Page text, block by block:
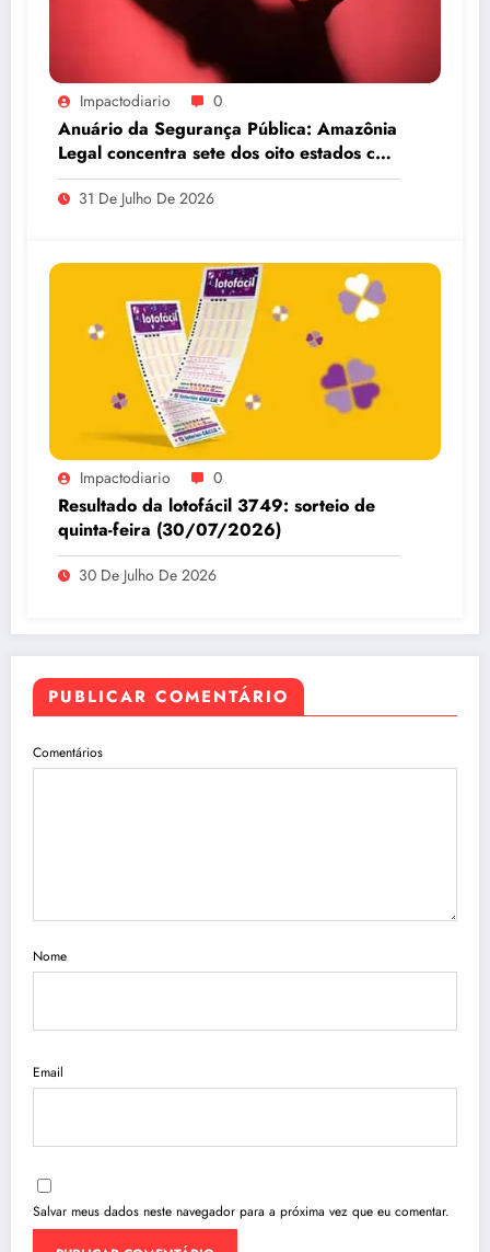
Impactodiario 0
Anuário da Segurança Pública: Amazônia
Legal concentra sete dos oito estados com
maiores taxas de estupro do país
31 De Julho De 2026
Impactodiario 0
Resultado da lotofácil 3749: sorteio de
quinta-feira (30/07/2026)
30 De Julho De 2026
PUBLICAR COMENTÁRIO
Comentários
Nome
Email
Salvar meus dados neste navegador para a próxima vez que eu comentar.